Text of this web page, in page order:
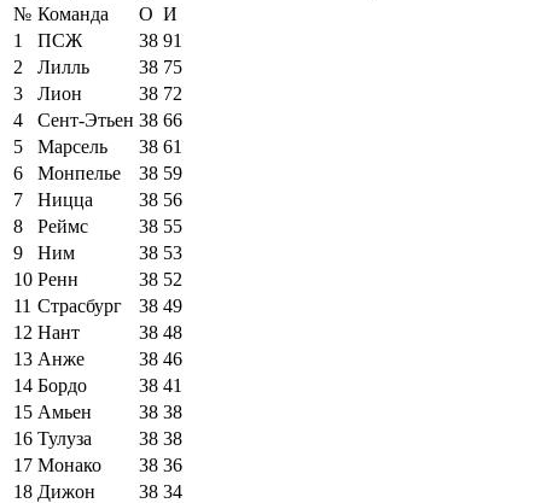
№ Команда О И
1
ПСЖ 38 91
2
Лилль 38 75
3
Лион 38 72
4
Сент-Этьен 38 66
5
Марсель 38 61
6
Монпелье 38 59
7
Ницца 38 56
8
Реймс 38 55
9
Ним 38 53
10 Ренн 38 52
11 Страсбург 38 49
12 Нант 38 48
13 Анже 38 46
14 Бордо 38 41
15 Амьен 38 38
16 Тулуза 38 38
17 Монако 38 36
18 Дижон 38 34